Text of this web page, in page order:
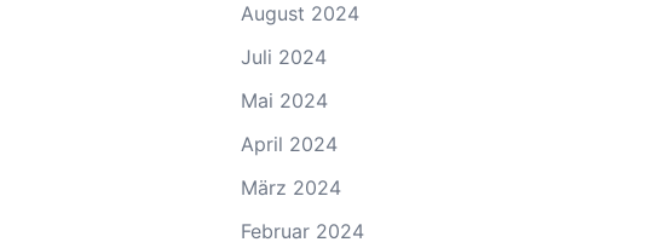
August 2024
Juli 2024
Mai 2024
April 2024
März 2024
Februar 2024